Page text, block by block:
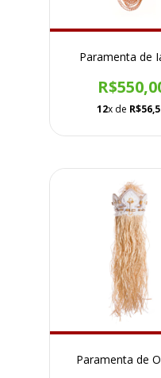
Paramenta de
12x de
Paramenta de